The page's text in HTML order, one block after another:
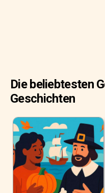
Die beliebtesten
Geschichten